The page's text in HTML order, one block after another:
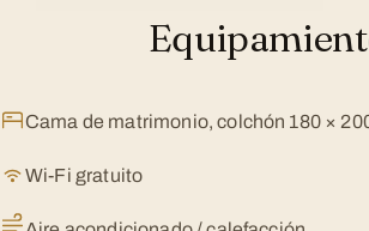
Cama de matrimonio, colchón 180 ×
Wi-Fi gratuito